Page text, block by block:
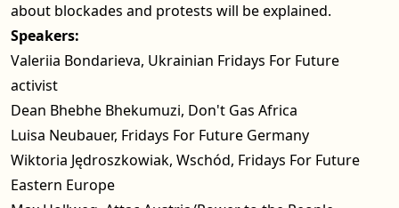
about blockades and protests will be explained.
Speakers:
Valeriia Bondarieva, Ukrainian Fridays For Future
activist
Dean Bhebhe Bhekumuzi, Don't Gas Africa
Luisa Neubauer, Fridays For Future Germany
Wiktoria Jędroszkowiak, Wschód, Fridays For Future
Eastern Europe